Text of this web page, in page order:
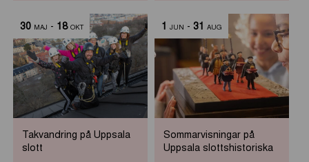
30 MAJ - 18 OKT
Takvandring på Uppsala
slott
1 JUN - 31 AUG
Sommarvisningar på
Uppsala slottshistoriska